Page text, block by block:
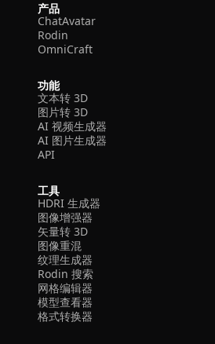
产品
ChatAvatar
Rodin
OmniCraft
功能
文本转 3D
图片转 3D
AI 视频生成器
AI 图片生成器
API
工具
HDRI 生成器
图像增强器
矢量转 3D
图像重混
纹理生成器
Rodin 搜索
网格编辑器
模型查看器
格式转换器